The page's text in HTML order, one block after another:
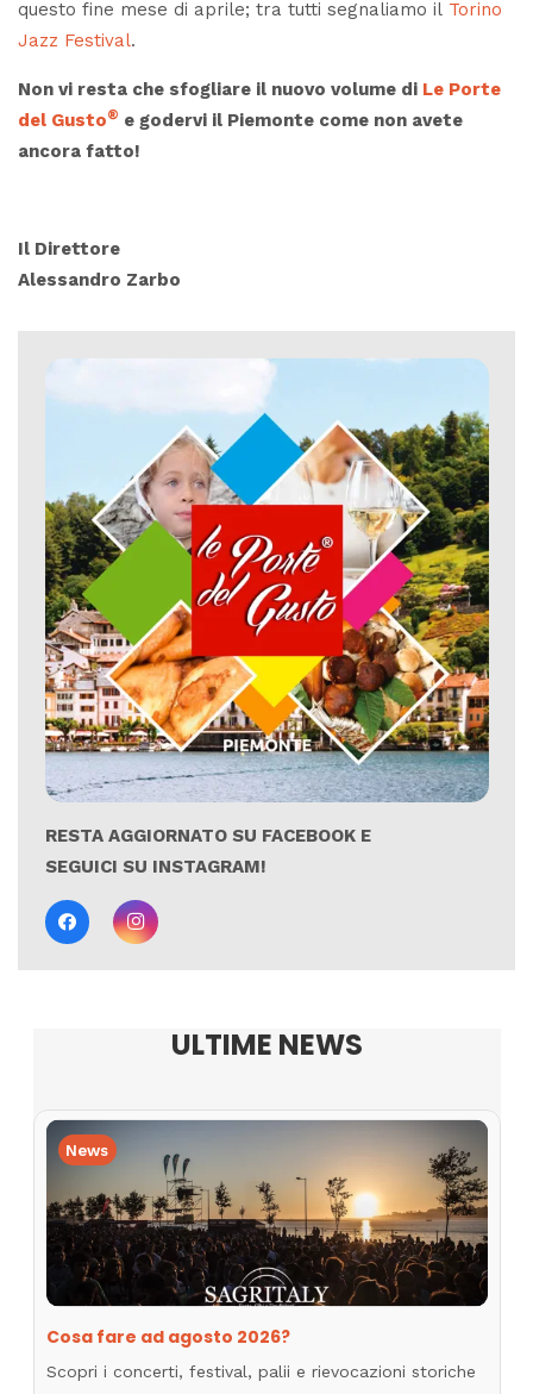
questo fine mese di aprile; tra tutti segnaliamo il Torino
Jazz Festival.
Non vi resta che sfogliare il nuovo volume di Le Porte
del Gusto® e godervi il Piemonte come non avete
ancora fatto!
Il Direttore
Alessandro Zarbo
RESTA AGGIORNATO SU FACEBOOK E
SEGUICI SU INSTAGRAM!
ULTIME NEWS
News
Cosa fare ad agosto 2026?
Scopri i concerti, festival, palii e rievocazioni storiche